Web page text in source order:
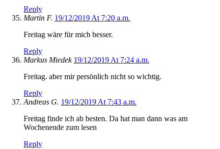
Reply
Martin F. 19/12/2019 At 7:20 a.m.
Freitag wäre für mich besser.
Reply
Markus Miedek 19/12/2019 At 7:24 a.m.
Freitag. aber mir persönlich nicht so wichtig.
Reply
Andreas G. 19/12/2019 At 7:43 a.m.
Freitag finde ich ab besten. Da hat man dann was am
Wochenende zum lesen
Reply